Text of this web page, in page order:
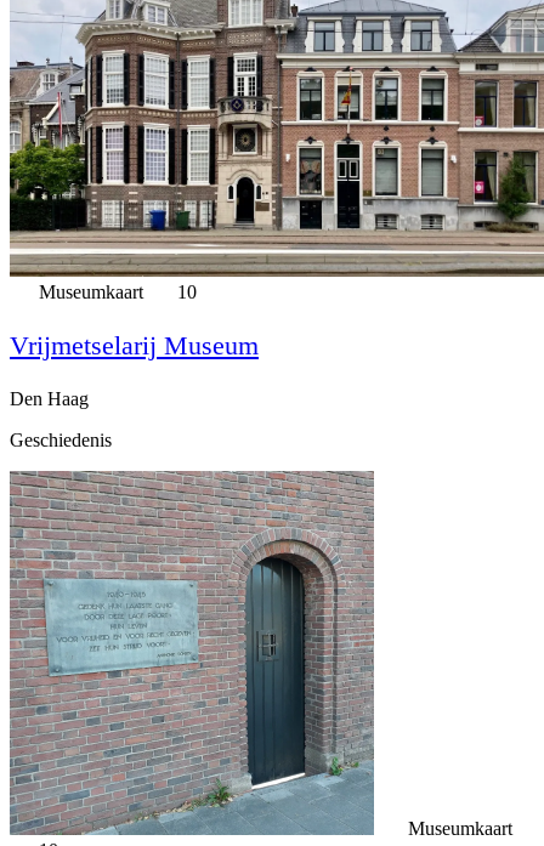
Museumkaart 10
Vrijmetselarij Museum
Den Haag
Geschiedenis
Museumkaart